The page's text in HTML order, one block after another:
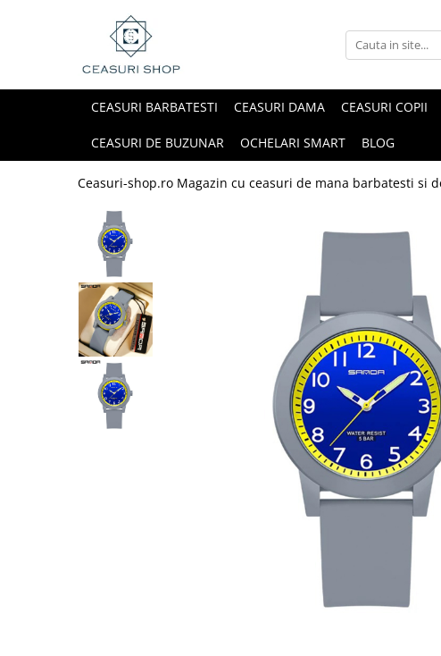
CEASURI BARBATESTI CEASURI DAMA CEASURI COPII
CEASURI DE BUZUNAR OCHELARI SMART BLOG
Ceasuri-shop.ro Magazin cu ceasuri de mana barbatesti si